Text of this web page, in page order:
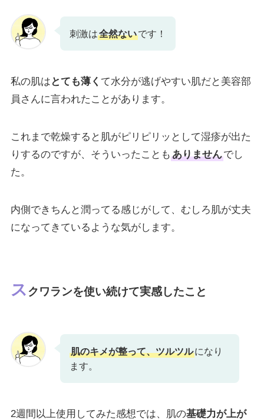
刺激は全然ないです！
私の肌は とても薄く て水分が逃げやすい肌だと美容部
員さんに言われたことがあります。
これまで乾燥すると肌がピリピリッとして湿疹が出た
りするのですが、そういったことも ありませんでし
た。
内側できちんと潤ってる感じがして、むしろ肌が丈夫
になってきているような気がします。
スクワランを使い続けて実感したこと
肌のキメが整って、ツルツルになり
ます。
2週間以上使用してみた感想では、肌の基礎力が上が